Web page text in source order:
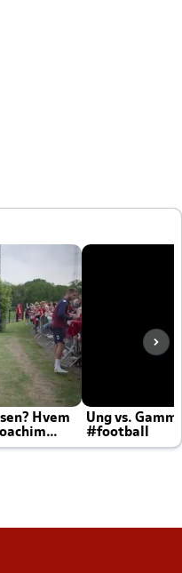
Hvem
Ung vs.
#football